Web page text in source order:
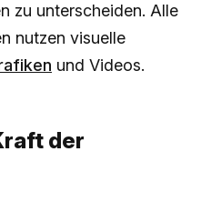
zu unterscheiden. Alle
nutzen visuelle
und Videos.
der